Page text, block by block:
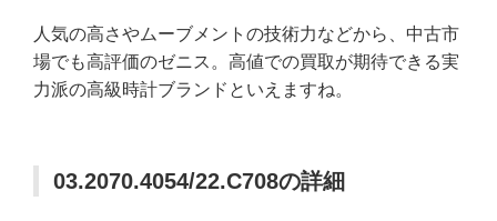
人気の高さやムーブメントの技術力などから、中古市
場でも高評価のゼニス。高値での買取が期待できる実
力派の高級時計ブランドといえますね。
03.2070.4054/22.C708の詳細